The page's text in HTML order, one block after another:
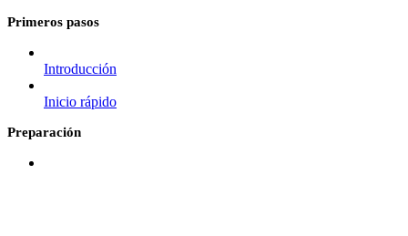
Primeros pasos
Introducción
Inicio rápido
Preparación